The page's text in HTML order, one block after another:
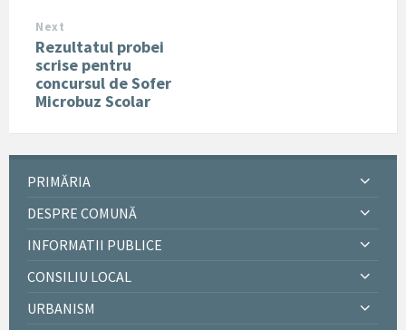
Next
Rezultatul probei
scrise pentru
concursul de Sofer
Microbuz Scolar
PRIMĂRIA
DESPRE COMUNĂ
INFORMATII PUBLICE
CONSILIU LOCAL
URBANISM